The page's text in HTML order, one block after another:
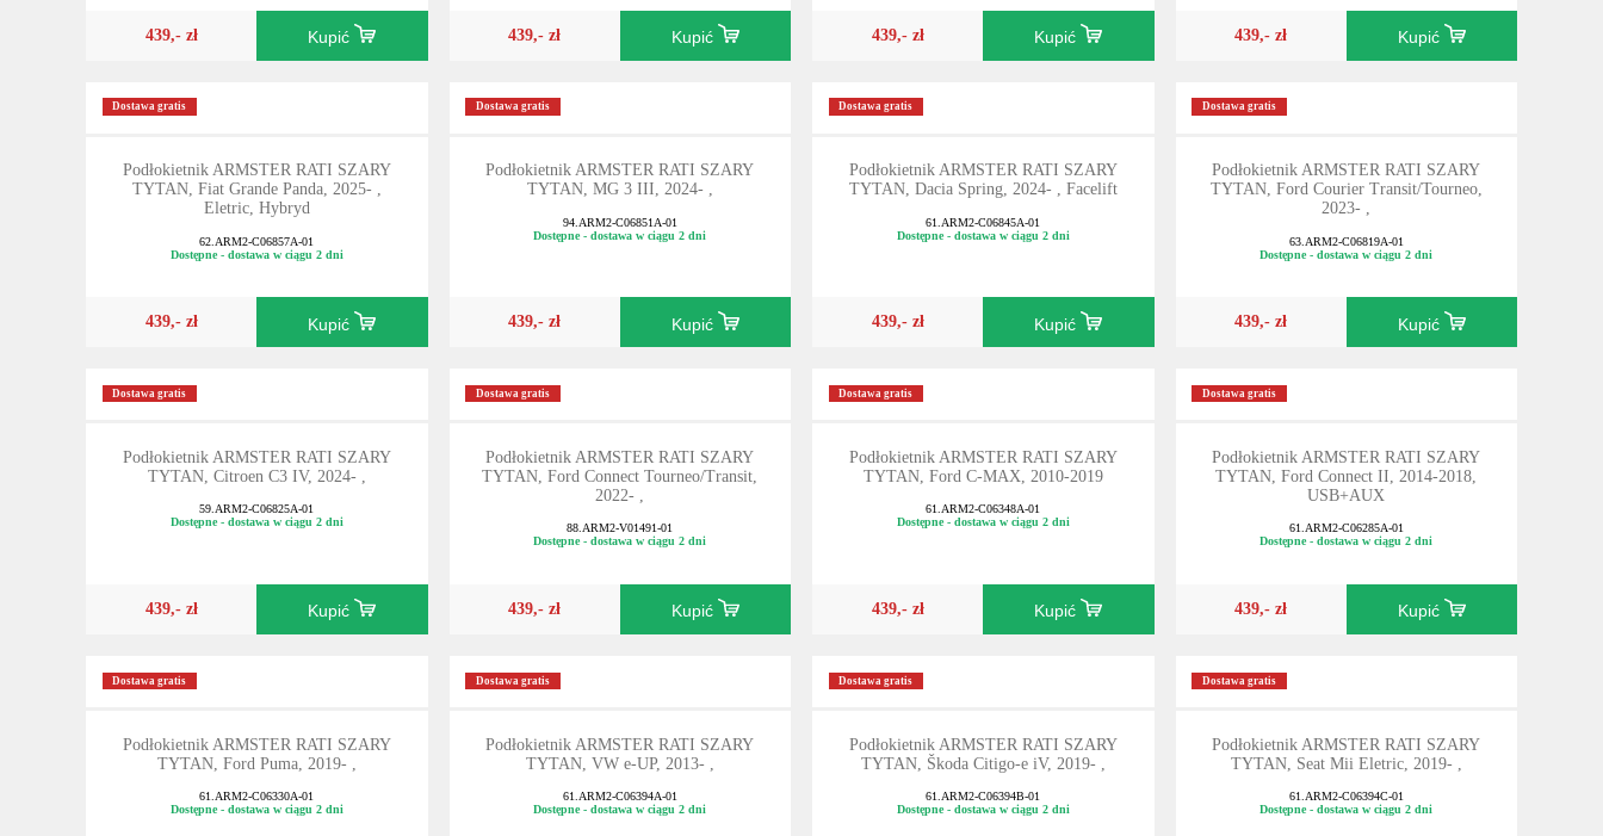
439,- zł Kupić 439,- zł Kupić 439,- zł Kupić 439,- zł Kupić
Dostawa gratis
Podłokietnik ARMSTER RATI SZARY
TYTAN, Fiat Grande Panda, 2025- ,
Eletric, Hybryd
62.ARM2-C06857A-01
Dostępne - dostawa w ciągu 2 dni
439,- zł Kupić
Dostawa gratis
Podłokietnik ARMSTER RATI SZARY
TYTAN, MG 3 III, 2024- ,
94.ARM2-C06851A-01
Dostępne - dostawa w ciągu 2 dni
439,- zł Kupić
Dostawa gratis
Podłokietnik ARMSTER RATI SZARY
TYTAN, Dacia Spring, 2024- , Facelift
61.ARM2-C06845A-01
Dostępne - dostawa w ciągu 2 dni
439,- zł Kupić
Dostawa gratis
Podłokietnik ARMSTER RATI SZARY
TYTAN, Ford Courier Transit/Tourneo,
2023- ,
63.ARM2-C06819A-01
Dostępne - dostawa w ciągu 2 dni
439,- zł Kupić
Dostawa gratis
Podłokietnik ARMSTER RATI SZARY
TYTAN, Citroen C3 IV, 2024- ,
59.ARM2-C06825A-01
Dostępne - dostawa w ciągu 2 dni
439,- zł Kupić
Dostawa gratis
Podłokietnik ARMSTER RATI SZARY
TYTAN, Ford Connect Tourneo/Transit,
2022- ,
88.ARM2-V01491-01
Dostępne - dostawa w ciągu 2 dni
439,- zł Kupić
Dostawa gratis
Podłokietnik ARMSTER RATI SZARY
TYTAN, Ford C-MAX, 2010-2019
61.ARM2-C06348A-01
Dostępne - dostawa w ciągu 2 dni
439,- zł Kupić
Dostawa gratis
Podłokietnik ARMSTER RATI SZARY
TYTAN, Ford Connect II, 2014-2018,
USB+AUX
61.ARM2-C06285A-01
Dostępne - dostawa w ciągu 2 dni
439,- zł Kupić
Dostawa gratis
Podłokietnik ARMSTER RATI SZARY
TYTAN, Ford Puma, 2019- ,
61.ARM2-C06330A-01
Dostępne - dostawa w ciągu 2 dni
Dostawa gratis
Podłokietnik ARMSTER RATI SZARY
TYTAN, VW e-UP, 2013- ,
61.ARM2-C06394A-01
Dostępne - dostawa w ciągu 2 dni
Dostawa gratis
Podłokietnik ARMSTER RATI SZARY
TYTAN, Škoda Citigo-e iV, 2019- ,
61.ARM2-C06394B-01
Dostępne - dostawa w ciągu 2 dni
Dostawa gratis
Podłokietnik ARMSTER RATI SZARY
TYTAN, Seat Mii Eletric, 2019- ,
61.ARM2-C06394C-01
Dostępne - dostawa w ciągu 2 dni